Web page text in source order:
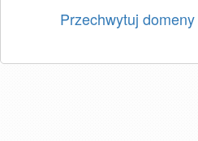
Przechwytuj domeny